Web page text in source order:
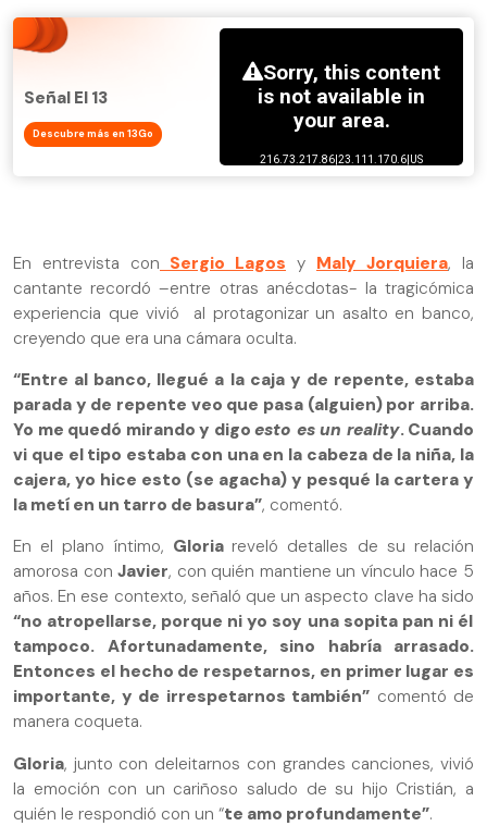
Señal El 13
Descubre más en 13Go
En entrevista con Sergio Lagos y Maly Jorquiera, la
cantante recordó –entre otras anécdotas- la tragicómica
experiencia que vivió al protagonizar un asalto en banco,
creyendo que era una cámara oculta.
“Entre al banco, llegué a la caja y de repente, estaba
parada y de repente veo que pasa (alguien) por arriba.
Yo me quedó mirando y digo esto es un reality. Cuando
vi que el tipo estaba con una en la cabeza de la niña, la
cajera, yo hice esto (se agacha) y pesqué la cartera y
la metí en un tarro de basura”, comentó.
En el plano íntimo, Gloria reveló detalles de su relación
amorosa conJavier, con quién mantiene un vínculo hace 5
años. En ese contexto, señaló que un aspecto clave ha sido
“no atropellarse, porque ni yo soy una sopita pan ni él
tampoco. Afortunadamente, sino habría arrasado.
Entonces el hecho de respetarnos, en primer lugar es
importante, y de irrespetarnos también” comentó de
manera coqueta.
Gloria, junto con deleitarnos con grandes canciones, vivió
la emoción con un cariñoso saludo de su hijo Cristián, a
quién le respondió con un “te amo profundamente”.